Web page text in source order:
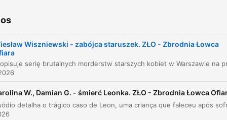
00:40:20
clic en un capítulo para ir directamente a ese momento
Wiszniewski - zabójca staruszek. ZŁO - Zbrodnia Łowca
W., Damian G. - śmierć Leonka. ZŁO - Zbrodnia Łowca